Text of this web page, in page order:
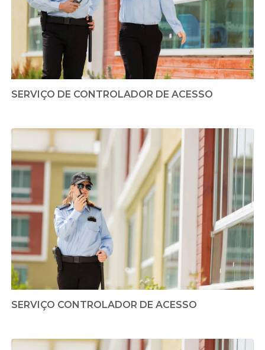
SERVIÇO DE CONTROLADOR DE ACESSO
SERVIÇO CONTROLADOR DE ACESSO